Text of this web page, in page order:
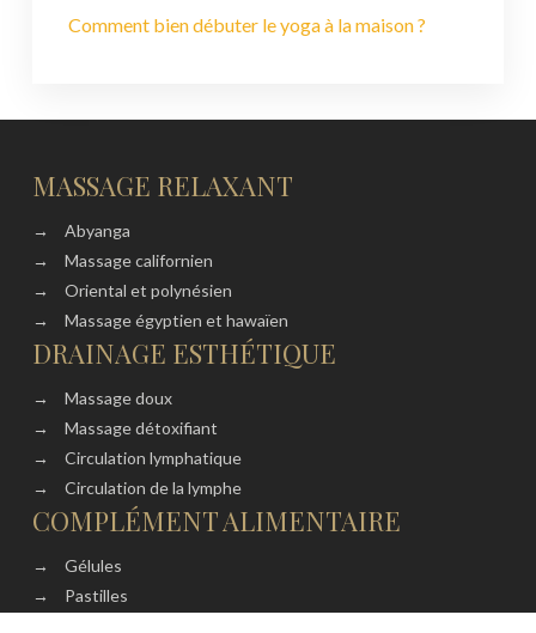
Comment bien débuter le yoga à la maison ?
MASSAGE RELAXANT
→
Abyanga
→
Massage californien
→
Oriental et polynésien
→
Massage égyptien et hawaïen
DRAINAGE ESTHÉTIQUE
→
Massage doux
→
Massage détoxifiant
→
Circulation lymphatique
→
Circulation de la lymphe
COMPLÉMENT ALIMENTAIRE
→
Gélules
→
Pastilles